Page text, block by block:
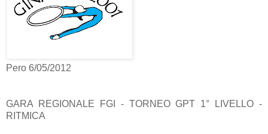
Pero 6/05/2012
GARA REGIONALE FGI - TORNEO GPT 1° LIVELLO -
RITMICA